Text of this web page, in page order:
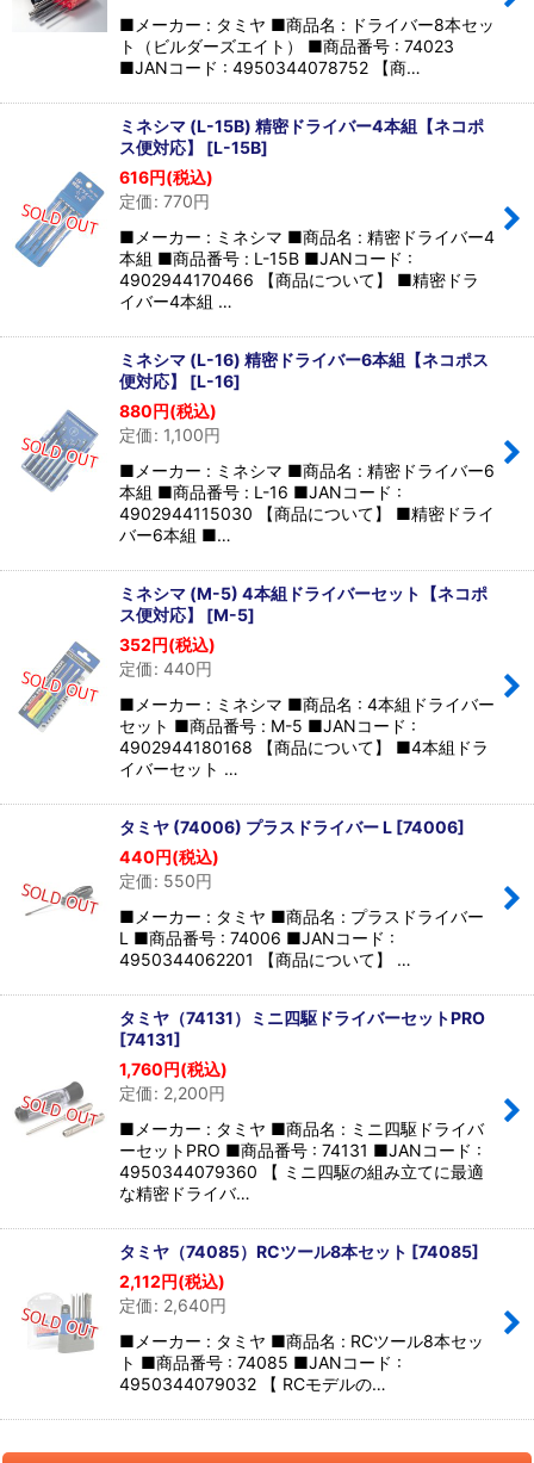
■メーカー : タミヤ ■商品名 : ドライバー8本セッ
ト（ビルダーズエイト） ■商品番号 : 74023
■JANコード : 4950344078752 【商…
ミネシマ (L-15B) 精密ドライバー4本組【ネコポ
ス便対応】 [L-15B]
616円(税込)
定価: 770円
■メーカー : ミネシマ ■商品名 : 精密ドライバー4
本組 ■商品番号 : L-15B ■JANコード :
4902944170466 【商品について】 ■精密ドラ
イバー4本組 …
ミネシマ (L-16) 精密ドライバー6本組【ネコポス
便対応】
[L-16]
880円(税込)
定価: 1,100円
■メーカー : ミネシマ ■商品名 : 精密ドライバー6
本組 ■商品番号 : L-16 ■JANコード :
4902944115030 【商品について】 ■精密ドライ
バー6本組 ■…
ミネシマ (M-5) 4本組ドライバーセット【ネコポ
ス便対応】 [M-5]
352円(税込)
定価: 440円
■メーカー : ミネシマ ■商品名 : 4本組ドライバー
セット ■商品番号 : M-5 ■JANコード :
4902944180168 【商品について】 ■4本組ドラ
イバーセット …
タミヤ (74006) プラスドライバー L [74006]
440円(税込)
定価: 550円
■メーカー : タミヤ ■商品名 : プラスドライバー
L ■商品番号 : 74006 ■JANコード :
4950344062201 【商品について】 …
タミヤ（74131）ミニ四駆ドライバーセットPRO
[74131]
1,760円(税込)
定価: 2,200円
■メーカー : タミヤ ■商品名 : ミニ四駆ドライバ
ーセットPRO ■商品番号 : 74131 ■JANコード :
4950344079360 【 ミニ四駆の組み立てに最適
な精密ドライバ…
タミヤ（74085）RCツール8本セット [74085]
2,112円(税込)
定価: 2,640円
■メーカー : タミヤ ■商品名 : RCツール8本セッ
ト ■商品番号 : 74085 ■JANコード :
4950344079032 【 RCモデルの…